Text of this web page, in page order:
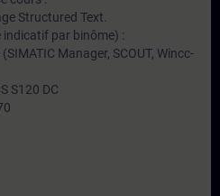
Structured Text.
par binôme) :
Manager, SCOUT, Wincc-
S120 DC